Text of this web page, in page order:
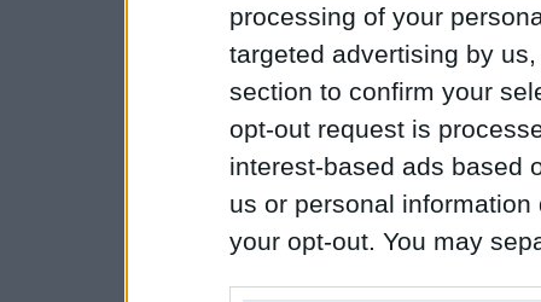
processing of your
targeted advertising by
section to confirm your
opt-out request is
interest-based ads based
us or personal
your opt-out. You may